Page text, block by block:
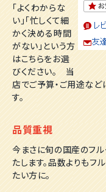
「よくわからな
い」「忙しくて細
かく決める時間
がない」という方
はこちらをお選
びください。 当
店でご予算・ご用途な
す。
品質重視
今まさに旬の国産のフ
たします。品数よりもフ
たい方に。